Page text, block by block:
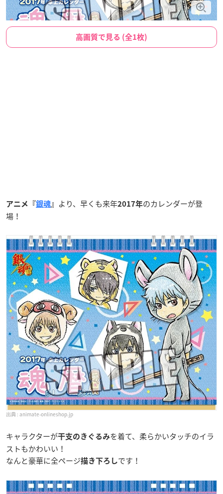
高画質で見る (全1枚)
アニメ『銀魂 』 より、早くも来年2017年のカレンダーが登
場！
animate-onlineshop.jp
キャラクターが干支のきぐるみを着て、柔らかいタッチのイラ
ストもかわいい！
なんと豪華に全ページ描き下ろしです！